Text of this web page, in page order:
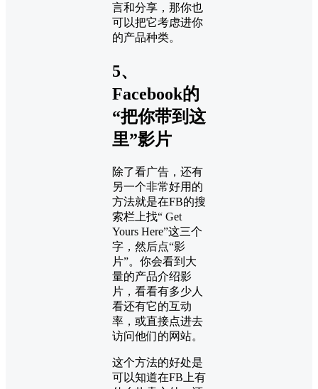
言和分享，那你也
可以把它考虑进你
的产品种类。
5、
Facebook的
“把你带到这
里”影片
除了看广告，还有
另一个非常好用的
方法就是在FB的搜
索栏上找“ Get
Yours Here”这三个
字，然后点“影
片”。你会看到大
量的产品介绍影
片，看看有多少人
看还有它的互动
率，或直接点进去
访问他们的网站。
这个方法的好处是
可以知道在FB上有